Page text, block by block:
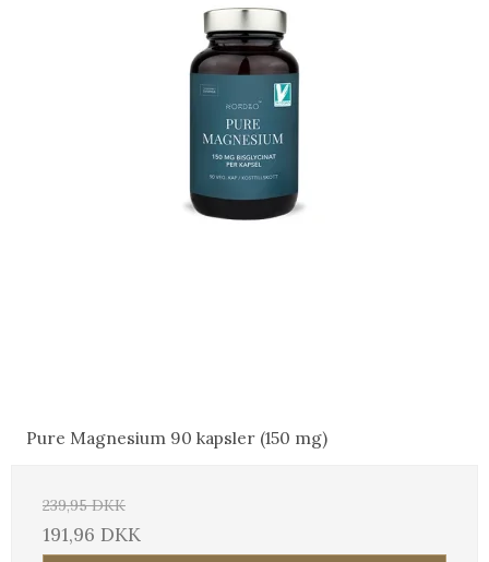
Pure Magnesium 90 kapsler (150 mg)
239,95 DKK
191,96 DKK